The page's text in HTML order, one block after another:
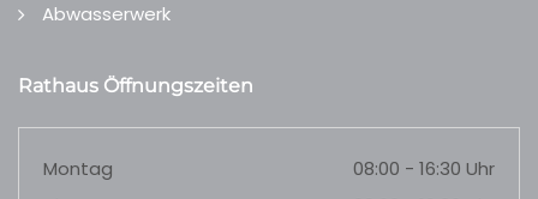
Abwasserwerk
Rathaus Öffnungszeiten
Montag
08:00 - 16:30 Uhr